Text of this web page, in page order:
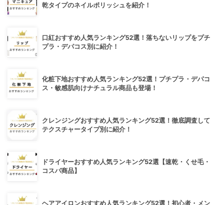
乾タイプのネイルポリッシュを紹介！
口紅おすすめ人気ランキング52選！落ちないリップをプチ
プラ・デパコス別に紹介！
化粧下地おすすめ人気ランキング52選！プチプラ・デパコ
ス・敏感肌向けナチュラル商品も登場！
クレンジングおすすめ人気ランキング52選！徹底調査して
テクスチャータイプ別に紹介！
ドライヤーおすすめ人気ランキング52選【速乾・くせ毛・
コスパ商品】
ヘアアイロンおすすめ人気ランキング52選！初心者・メン